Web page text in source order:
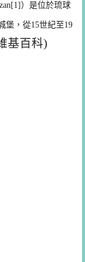
）是位於琉球
堡，從15世紀至19
基百科)